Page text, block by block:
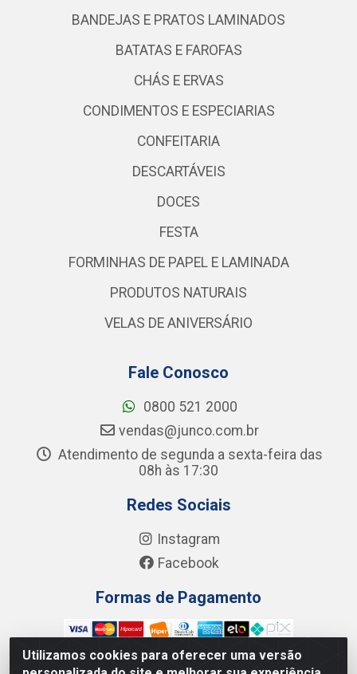
Utilizamos cookies para oferecer uma versão
BANDEJAS E PRATOS LAMINADOS
BATATAS E FAROFAS
CHÁS E ERVAS
CONDIMENTOS E ESPECIARIAS
CONFEITARIA
DESCARTÁVEIS
DOCES
FESTA
FORMINHAS DE PAPEL E LAMINADA
PRODUTOS NATURAIS
VELAS DE ANIVERSÁRIO
Fale Conosco
0800 521 2000
vendas@junco.com.br
Atendimento de segunda a sexta-feira das
08h às 17:30
Redes Sociais
Instagram
Facebook
Formas de Pagamento